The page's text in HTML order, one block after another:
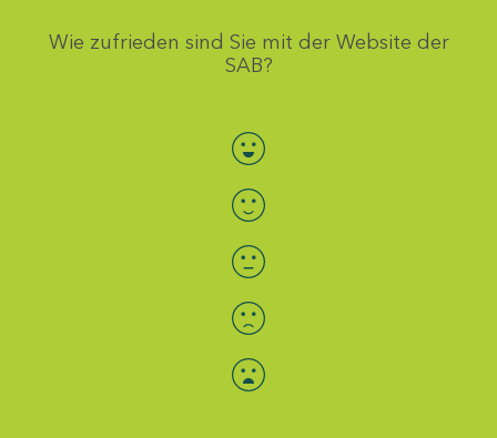
Wie zufrieden sind Sie mit der Website der
SAB?
Bewertung auswählen